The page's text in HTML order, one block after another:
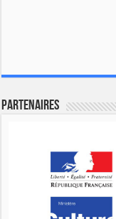
Partenaires